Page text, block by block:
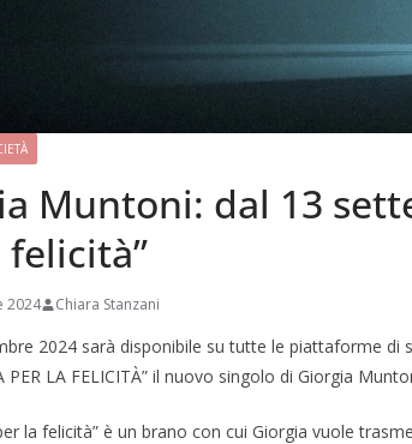
Muntoni: dal 13
2024 Chiara Stanzani
2024 sarà disponibile su tutte le piattaforme di
PER LA FELICITÀ” il nuovo singolo di Giorgia
la felicità” è un brano con cui Giorgia vuole